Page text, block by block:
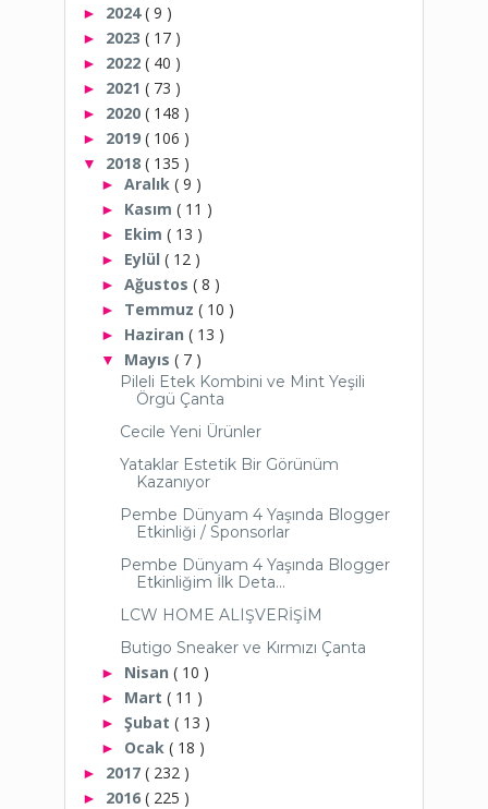
► 2024( 9 )
► 2023 ( 17 )
► 2022 ( 40 )
► 2021 ( 73 )
► 2020 ( 148 )
► 2019 ( 106 )
▼ 2018 ( 135 )
► Aralık ( 9 )
► Kasım ( 11 )
► Ekim ( 13 )
► Eylül ( 12 )
► Ağustos ( 8 )
► Temmuz ( 10 )
► Haziran ( 13 )
▼ Mayıs ( 7 )
Pileli Etek Kombini ve Mint Yeşili
Örgü Çanta
Cecile Yeni Ürünler
Yataklar Estetik Bir Görünüm
Kazanıyor
Pembe Dünyam 4 Yaşında Blogger
Etkinliği / Sponsorlar
Pembe Dünyam 4 Yaşında Blogger
Etkinliğim İlk Deta...
LCW HOME ALIŞVERİŞİM
Butigo Sneaker ve Kırmızı Çanta
► Nisan ( 10 )
► Mart ( 11 )
► Şubat ( 13 )
► Ocak ( 18 )
► 2017 ( 232 )
► 2016 ( 225 )